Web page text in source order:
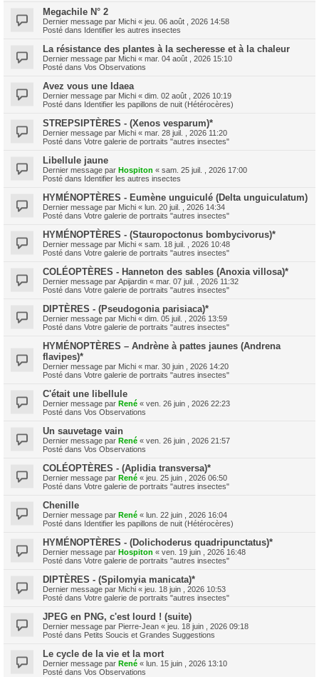
Megachile N° 2
Dernier message par Michi « jeu. 06 août , 2026 14:58
Posté dans Identifier les autres insectes
La résistance des plantes à la secheresse et à la chaleur
Dernier message par Michi « mar. 04 août , 2026 15:10
Posté dans Vos Observations
Avez vous une Idaea
Dernier message par Michi « dim. 02 août , 2026 10:19
Posté dans Identifier les papillons de nuit (Hétérocères)
STREPSIPTÈRES - (Xenos vesparum)*
Dernier message par Michi « mar. 28 juil. , 2026 11:20
Posté dans Votre galerie de portraits "autres insectes"
Libellule jaune
Dernier message par Hospiton « sam. 25 juil. , 2026 17:00
Posté dans Identifier les autres insectes
HYMÉNOPTÈRES - Eumène unguiculé (Delta unguiculatum)
Dernier message par Michi « lun. 20 juil. , 2026 14:34
Posté dans Votre galerie de portraits "autres insectes"
HYMÉNOPTÈRES - (Stauropoctonus bombycivorus)*
Dernier message par Michi « sam. 18 juil. , 2026 10:48
Posté dans Votre galerie de portraits "autres insectes"
COLÉOPTÈRES - Hanneton des sables (Anoxia villosa)*
Dernier message par Apijardin « mar. 07 juil. , 2026 11:32
Posté dans Votre galerie de portraits "autres insectes"
DIPTÈRES - (Pseudogonia parisiaca)*
Dernier message par Michi « dim. 05 juil. , 2026 13:59
Posté dans Votre galerie de portraits "autres insectes"
HYMÉNOPTÈRES – Andrène à pattes jaunes (Andrena
flavipes)*
Dernier message par Michi « mar. 30 juin , 2026 14:20
Posté dans Votre galerie de portraits "autres insectes"
C'était une libellule
Dernier message par René « ven. 26 juin , 2026 22:23
Posté dans Vos Observations
Un sauvetage vain
Dernier message par René « ven. 26 juin , 2026 21:57
Posté dans Vos Observations
COLÉOPTÈRES - (Aplidia transversa)*
Dernier message par René « jeu. 25 juin , 2026 06:50
Posté dans Votre galerie de portraits "autres insectes"
Chenille
Dernier message par René « lun. 22 juin , 2026 16:04
Posté dans Identifier les papillons de nuit (Hétérocères)
HYMÉNOPTÈRES - (Dolichoderus quadripunctatus)*
Dernier message par Hospiton « ven. 19 juin , 2026 16:48
Posté dans Votre galerie de portraits "autres insectes"
DIPTÈRES - (Spilomyia manicata)*
Dernier message par Michi « jeu. 18 juin , 2026 10:53
Posté dans Votre galerie de portraits "autres insectes"
JPEG en PNG, c'est lourd ! (suite)
Dernier message par Pierre-Jean « jeu. 18 juin , 2026 09:18
Posté dans Petits Soucis et Grandes Suggestions
Le cycle de la vie et la mort
Dernier message par René « lun. 15 juin , 2026 13:10
Posté dans Vos Observations